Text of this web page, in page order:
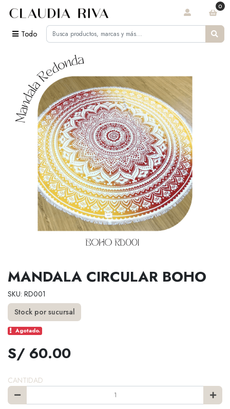
Todo
0
MANDALA CIRCULAR BOHO
SKU: RD001
Stock por sucursal
Agotado.
S/ 60.00
CANTIDAD